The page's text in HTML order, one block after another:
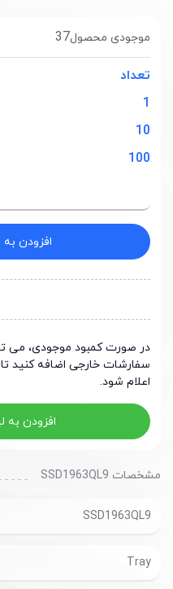
37موجودی محصول
تعداد
1
10
100
افزودن
در صورت کمبود موجودی، می
سفارشات خارجی اضافه کنید
اعلام شود.
افزودن به
مشخصات SSD1963QL9
SSD1963QL9
Tray